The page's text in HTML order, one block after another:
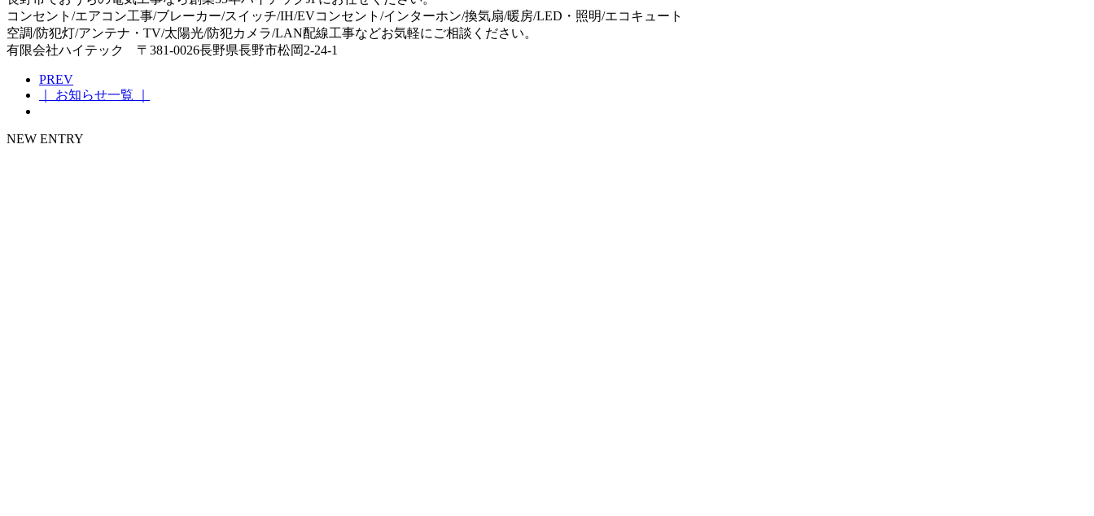
コンセント/エアコン工事/ブレーカー/スイッチ/IH/EVコンセント/インターホン/換気扇/暖房/LED・照明/エコキュート
空調/防犯灯/アンテナ・TV/太陽光/防犯カメラ/LAN配線工事などお気軽にご相談ください。
有限会社ハイテック 〒381-0026長野県長野市松岡2-24-1
PREV
｜ お知らせ一覧 ｜
NEW ENTRY